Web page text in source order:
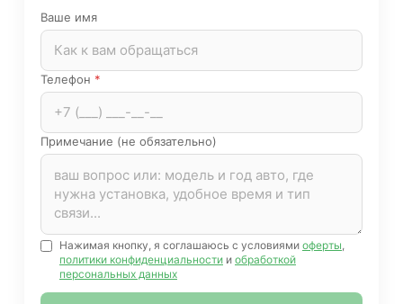
Ваше имя
Телефон *
Примечание (не обязательно)
Нажимая кнопку, я соглашаюсь с условиями оферты
политики конфиденциальности и обработкой
персональных данных